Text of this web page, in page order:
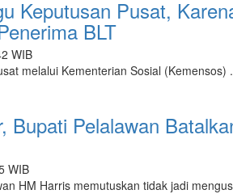
Keputusan Pusat,
BLT
WIB
melalui Kementerian Sosial (Kemensos) .
Bupati Pelalawan
WIB
HM Harris memutuskan tidak jadi